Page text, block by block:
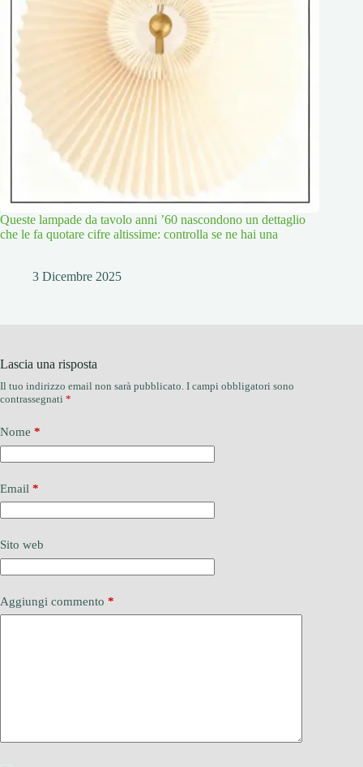
Queste lampade da tavolo anni ’60 nascondono un dettaglio
che le fa quotare cifre altissime: controlla se ne hai una
3 Dicembre 2025
Lascia una risposta
Il tuo indirizzo email non sarà pubblicato. I campi obbligatori sono
contrassegnati *
Nome *
Email *
Sito web
Aggiungi commento *